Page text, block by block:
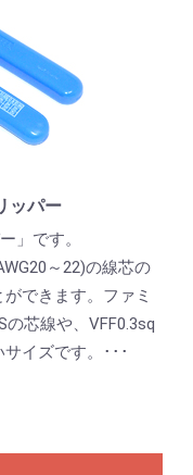
ッパー
」です。
～22)の線芯の
できます。ファミ
芯線や、VFF0.3sq
イズです。･･･